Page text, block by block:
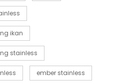
ikan
stainless
ember stainless